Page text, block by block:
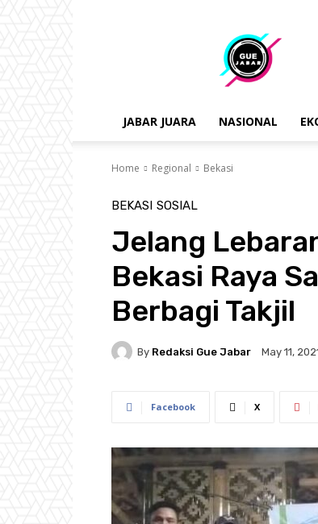
gue
jabar
JABAR JUARA NASIONAL
Home Regional Bekasi
BEKASI SOSIAL
Jelang
Bekasi Raya
Berbagi Takjil
By Redaksi Gue Jabar May 11,
Facebook X